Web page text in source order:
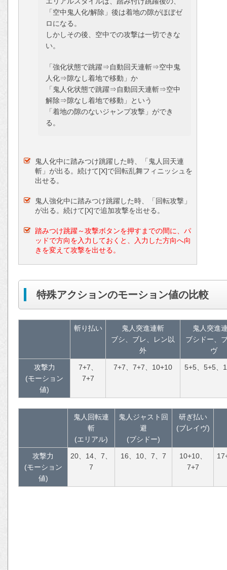
「空中鬼人化/解除」後は着地の隙がほぼゼ
ロになる。
しかしその後、空中での攻撃は一切できな
い。
「強化状態で跳躍⇒自動回天連斬⇒空中鬼
人化⇒隙なし着地で移動」か
「鬼人化状態で跳躍⇒自動回天連斬⇒空中
解除⇒隙なし着地で移動」という
「着地の隙のないジャンプ攻撃」ができ
る。
鬼人化中に踏みつけ跳躍した時、「鬼人回天連
斬」が出る。続けて[X]で回転乱舞フィニッシュを
出せる。
鬼人強化中に踏みつけ跳躍した時、「回転攻撃」
が出る。続けて[X]で追加攻撃を出せる。
踏みつけ跳躍～攻撃ボタンを押すまでの間に、パ
ッドで方向を入力しておくと、入力した方向へ向
きを変えて攻撃を出せる。
特殊アクションのモーション値の比較
斬り払い
鬼人突進連斬
ブシ、ブレ、レン以
外
鬼人突進
ブシドー、
ヴ
攻撃力
(モーション
値)
7+7、
7+7
7+7、7+7、10+10 5+5、5+5、
鬼人回転連
斬
(エリアル)
鬼人ジャスト回
避
(ブシドー)
研ぎ払い
(ブレイヴ)
攻撃力
(モーション
値)
20、14、7、
7
16、10、7、7
10+10、
7+7